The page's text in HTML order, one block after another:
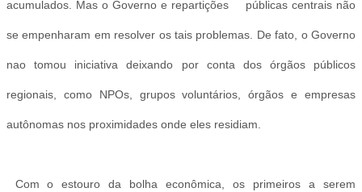
acumulados. Mas o Governo e repartições públicas centrais não
se empenharam em resolver os tais problemas. De fato, o Governo
nao tomou iniciativa deixando por conta dos órgãos públicos
regionais, como NPOs, grupos voluntários, órgãos e empresas
autônomas nos proximidades onde eles residiam.
Com o estouro da bolha econômica, os primeiros a serem